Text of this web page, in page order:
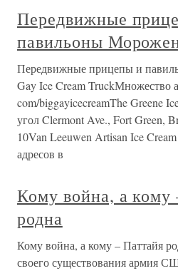
Передвижные
павильоны
Передвижные прицепы и
Gay Ice Cream TruckМножество
com/biggayicecreamThe Greene
угол Clermont Ave., Fort Green,
10Van Leeuwen Artisan Ice
адресов в
Кому война, а кому
родна
Кому война, а кому – Паттайя
своего существования армия